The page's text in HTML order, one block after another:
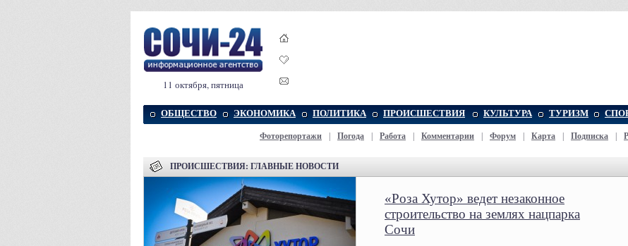
11 октября, пятница
ОБЩЕСТВО ЭКОНОМИКА ПОЛИТИКА ПРОИСШЕСТВИЯ КУЛЬТУРА ТУРИЗМ
Фоторепортажи Погода Работа Комментарии Форум Карта Подписка
ПРОИСШЕСТВИЯ: ГЛАВНЫЕ НОВОСТИ
«Роза Хутор» ведет незаконное
строительство на землях нацпарка
Сочи